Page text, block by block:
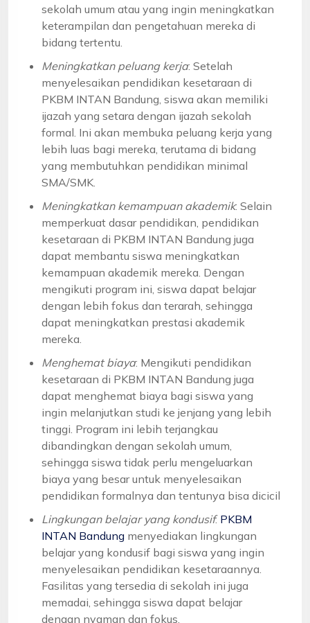
sekolah umum atau yang ingin meningkatkan
keterampilan dan pengetahuan mereka di
bidang tertentu.
Meningkatkan peluang kerja: Setelah
menyelesaikan pendidikan kesetaraan di
PKBM INTAN Bandung, siswa akan memiliki
ijazah yang setara dengan ijazah sekolah
formal. Ini akan membuka peluang kerja yang
lebih luas bagi mereka, terutama di bidang
yang membutuhkan pendidikan minimal
SMA/SMK.
Meningkatkan kemampuan akademik: Selain
memperkuat dasar pendidikan, pendidikan
kesetaraan di PKBM INTAN Bandung juga
dapat membantu siswa meningkatkan
kemampuan akademik mereka. Dengan
mengikuti program ini, siswa dapat belajar
dengan lebih fokus dan terarah, sehingga
dapat meningkatkan prestasi akademik
mereka.
Menghemat biaya: Mengikuti pendidikan
kesetaraan di PKBM INTAN Bandung juga
dapat menghemat biaya bagi siswa yang
ingin melanjutkan studi ke jenjang yang lebih
tinggi. Program ini lebih terjangkau
dibandingkan dengan sekolah umum,
sehingga siswa tidak perlu mengeluarkan
biaya yang besar untuk menyelesaikan
pendidikan formalnya dan tentunya bisa dicicil
Lingkungan belajar yang kondusif: PKBM
INTAN Bandung menyediakan lingkungan
belajar yang kondusif bagi siswa yang ingin
menyelesaikan pendidikan kesetaraannya.
Fasilitas yang tersedia di sekolah ini juga
memadai, sehingga siswa dapat belajar
dengan nyaman dan fokus.